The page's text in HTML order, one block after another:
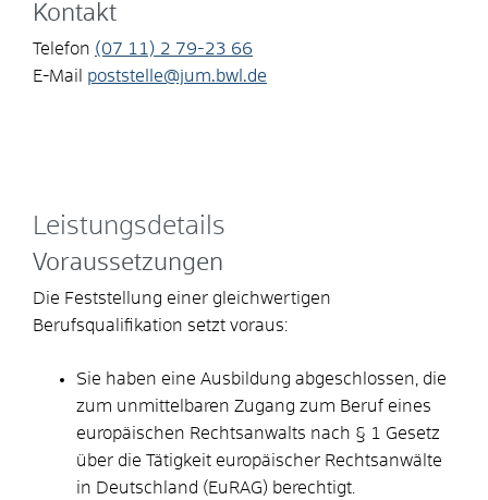
Kontakt
Telefon (07 11) 2 79-23 66
E-Mail
poststelle@jum.bwl.de
Leistungsdetails
Voraussetzungen
Die Feststellung einer gleichwertigen
Berufsqualifikation setzt voraus:
Sie haben eine Ausbildung abgeschlossen, die
zum unmittelbaren Zugang zum Beruf eines
europäischen Rechtsanwalts nach § 1 Gesetz
über die Tätigkeit europäischer Rechtsanwälte
in Deutschland (EuRAG) berechtigt.